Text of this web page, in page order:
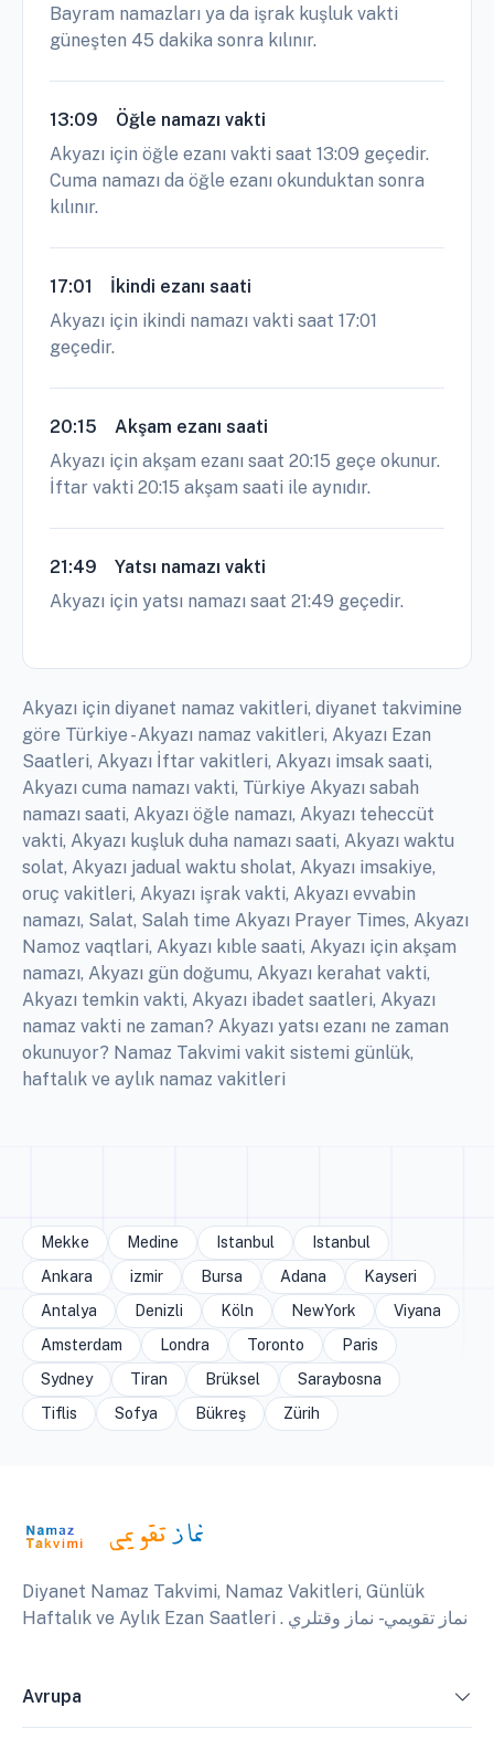
Bayram namazları ya da işrak kuşluk vakti
güneşten 45 dakika sonra kılınır.
13:09
Öğle namazı vakti
Akyazı için öğle ezanı vakti saat 13:09 geçedir.
Cuma namazı da öğle ezanı okunduktan sonra
kılınır.
17:01
İkindi ezanı saati
Akyazı için ikindi namazı vakti saat 17:01
geçedir.
20:15
Akşam ezanı saati
Akyazı için akşam ezanı saat 20:15 geçe okunur.
İftar vakti 20:15 akşam saati ile aynıdır.
21:49
Yatsı namazı vakti
Akyazı için yatsı namazı saat 21:49 geçedir.
Akyazı için diyanet namaz vakitleri, diyanet takvimine
göre Türkiye - Akyazı namaz vakitleri, Akyazı Ezan
Saatleri, Akyazı İftar vakitleri, Akyazı imsak saati,
Akyazı cuma namazı vakti, Türkiye Akyazı sabah
namazı saati, Akyazı öğle namazı, Akyazı teheccüt
vakti, Akyazı kuşluk duha namazı saati, Akyazı waktu
solat, Akyazı jadual waktu sholat, Akyazı imsakiye,
oruç vakitleri, Akyazı işrak vakti, Akyazı evvabin
namazı, Salat, Salah time Akyazı Prayer Times, Akyazı
Namoz vaqtlari, Akyazı kıble saati, Akyazı için akşam
namazı, Akyazı gün doğumu, Akyazı kerahat vakti,
Akyazı temkin vakti, Akyazı ibadet saatleri, Akyazı
namaz vakti ne zaman? Akyazı yatsı ezanı ne zaman
okunuyor? Namaz Takvimi vakit sistemi günlük,
haftalık ve aylık namaz vakitleri
Mekke Medine Istanbul
Istanbul
Ankara
izmir Bursa Adana
Kayseri
Antalya
Denizli Köln NewYork
Viyana
Amsterdam
Londra Toronto
Paris
Sydney
Tiran Brüksel
Saraybosna
Tiflis
Sofya Bükreş Zürih
Diyanet Namaz Takvimi, Namaz Vakitleri, Günlük
Haftalık ve Aylık Ezan Saatleri . نماز تقويمي - نماز وقتلري
Avrupa